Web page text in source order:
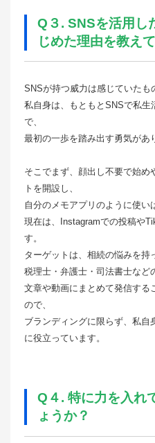
Q３. SNSを活用し
じめた理由を教え
SNSが持つ威力は感じていたも
私自身は、もともとSNSで私
で、
最初の一歩を踏み出す勇気があ
そこでまず、顔出し不要で始め
トを開設し、
自分のメモアプリのように使い
現在は、Instagramでの投稿や
す。
ターゲットは、相続の悩みを持
税理士・弁護士・司法書士など
文章や動画にまとめて発信する
ので、
ブランディングに限らず、私自
に役立っています。
Q４. 特に力を入れ
ょうか？